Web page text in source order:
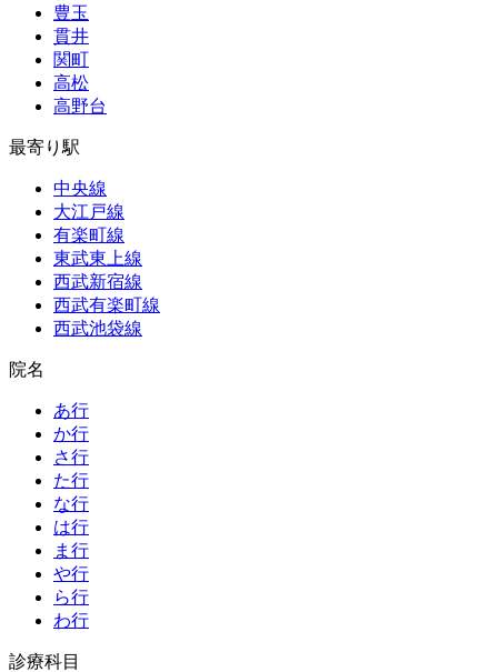
豊玉
貫井
関町
高松
高野台
最寄り駅
中央線
大江戸線
有楽町線
東武東上線
西武新宿線
西武有楽町線
西武池袋線
院名
あ行
か行
さ行
た行
な行
は行
ま行
や行
ら行
わ行
診療科目